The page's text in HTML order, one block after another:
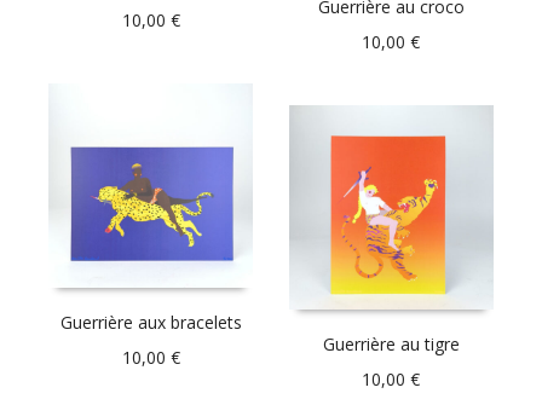
10,00 €
Guerrière au croco
10,00€
Guerrière aux bracelets
10,00 €
Guerrière au tigre
10,00€